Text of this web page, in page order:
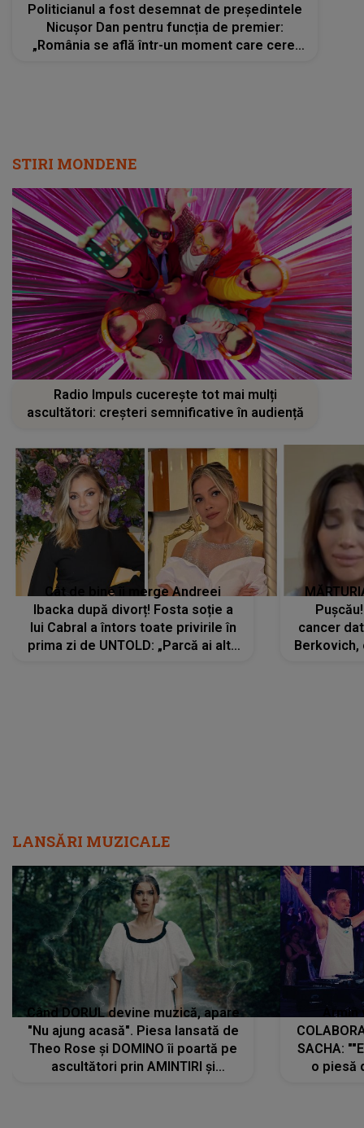
Politicianul a fost desemnat de președintele
Nicușor Dan pentru funcția de premier:
„România se află într-un moment care cere,
STIRI MONDENE
Radio Impuls cucerește tot mai mulți
ascultători: creșteri semnificative în audiență
Cât de bine îi merge Andreei
Ibacka după divorț! Fosta soție a
lui Cabral a întors toate privirile în
prima zi de UNTOLD: „Parcă ai altă
cancer
Berkovich,
LANSĂRI MUZICALE
Când DORUL devine muzică, apare
"Nu ajung acasă". Piesa lansată de
Theo Rose și DOMINO îi poartă pe
ascultători prin AMINTIRI și
SACHA:
o piesă